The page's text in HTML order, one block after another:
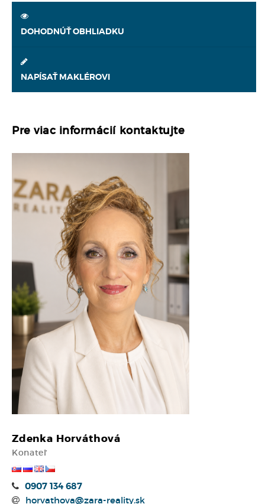
DOHODNÚŤ OBHLIADKU
NAPÍSAŤ MAKLÉROVI
Pre viac informácií kontaktujte
Zdenka Horváthová
Konateľ
0907 134 687
horvathova@zara-reality.sk